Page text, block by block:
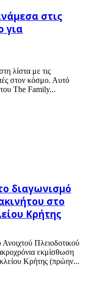
στις
για
λίστα με τις
στον κόσμο. Αυτό
The Family...
διαγωνισμό
στο
Κρήτης
Πλειοδοτικού
εκμίσθωση
Κρήτης (πρώην...